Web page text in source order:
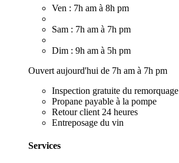
Ven : 7h am à 8h pm
Sam : 7h am à 7h pm
Dim : 9h am à 5h pm
Ouvert aujourd'hui de 7h am à 7h pm
Inspection gratuite du remorquage
Propane payable à la pompe
Retour client 24 heures
Entreposage du vin
Services